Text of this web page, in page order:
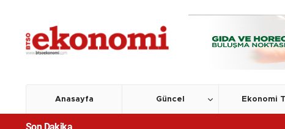
Anasayfa Güncel Ekonomi
Sanayide Su Verimliliği: Yeni Dönemin Görünmeyen
Rekabet Kriteri